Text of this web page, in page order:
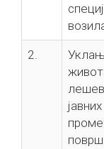
2.
јавних